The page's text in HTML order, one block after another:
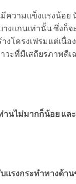
ความแข็งแรงน้อย
างแกนเท่านั้น ซึ่ง
โครงเฟรมแต่เนื่อ
วะที่มีเสถียรภาพดี
านไม่มากก็น้อย แล
แรงกระทำทางด้า